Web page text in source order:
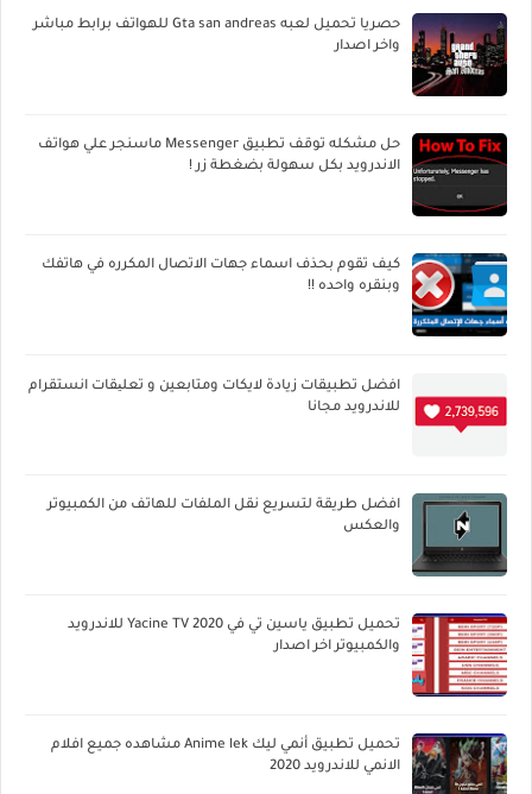
حصريا تحميل لعبه Gta san andreas للهواتف برابط مباشر
واخر اصدار
حل مشكله توقف تطبيق Messenger ماسنجر علي هواتف
الاندرويد بكل سهولة بضغطة زر !
كيف تقوم بحذف اسماء جهات الاتصال المكرره في هاتفك
وبنقره واحده !!
افضل تطبيقات زيادة لايكات ومتابعين و تعلیقات انستقرام
للاندرويد مجانا
افضل طريقة لتسريع نقل الملفات للهاتف من الكمبيوتر
والعكس
تحميل تطبيق ياسين تي في Yacine TV 2020 للاندرويد
والكمبيوتر اخر اصدار
تحميل تطبيق أنمي ليك Anime lek مشاهده جميع افلام
الانمي للاندرويد 2020